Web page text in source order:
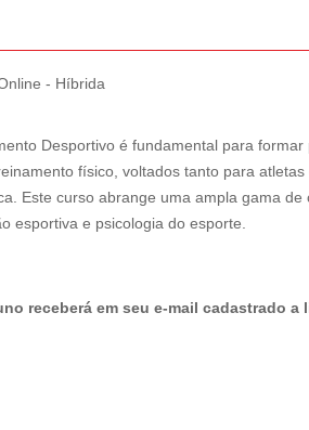
- Híbrida
Desportivo é fundamental para
físico, voltados tanto para
Este curso abrange uma ampla gama
esportiva e psicologia do esporte.
receberá em seu e-mail cadastrado